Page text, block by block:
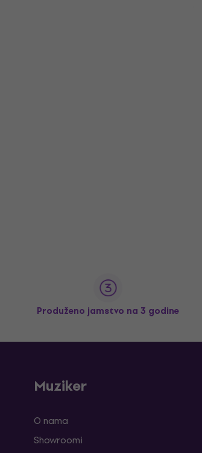
Produženo jamstvo na 3 godine
Muziker
O nama
Showroomi